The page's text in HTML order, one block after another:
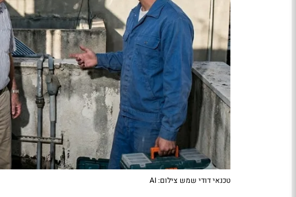
טכנאי דודי שמש צילום: AI